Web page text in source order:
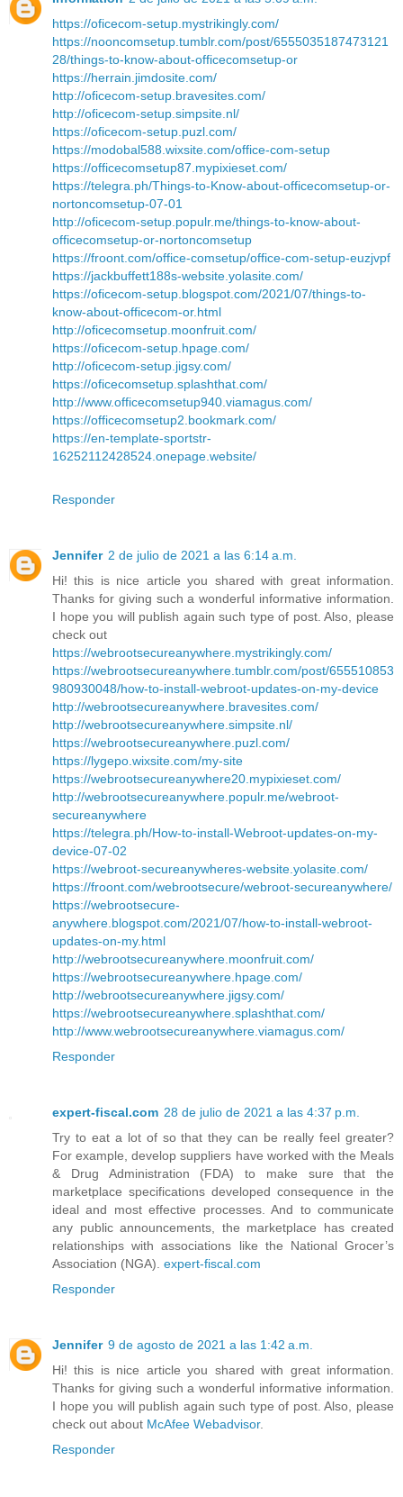
https://oficecom-setup.mystrikingly.com/
https://nooncomsetup.tumblr.com/post/6555035187473121
28/things-to-know-about-officecomsetup-or
https://herrain.jimdosite.com/
http://oficecom-setup.bravesites.com/
http://oficecom-setup.simpsite.nl/
https://oficecom-setup.puzl.com/
https://modobal588.wixsite.com/office-com-setup
https://officecomsetup87.mypixieset.com/
https://telegra.ph/Things-to-Know-about-officecomsetup-or-
nortoncomsetup-07-01
http://oficecom-setup.populr.me/things-to-know-about-
officecomsetup-or-nortoncomsetup
https://froont.com/office-comsetup/office-com-setup-euzjvpf
https://jackbuffett188s-website.yolasite.com/
https://oficecom-setup.blogspot.com/2021/07/things-to-
know-about-officecom-or.html
http://oficecomsetup.moonfruit.com/
https://oficecom-setup.hpage.com/
http://oficecom-setup.jigsy.com/
https://oficecomsetup.splashthat.com/
http://www.officecomsetup940.viamagus.com/
https://officecomsetup2.bookmark.com/
https://en-template-sportstr-
16252112428524.onepage.website/
Responder
Jennifer 2 de julio de 2021 a las 6:14 a.m.
Hi! this is nice article you shared with great information.
Thanks for giving such a wonderful informative information.
I hope you will publish again such type of post. Also, please
check out
https://webrootsecureanywhere.mystrikingly.com/
https://webrootsecureanywhere.tumblr.com/post/655510853
980930048/how-to-install-webroot-updates-on-my-device
http://webrootsecureanywhere.bravesites.com/
http://webrootsecureanywhere.simpsite.nl/
https://webrootsecureanywhere.puzl.com/
https://lygepo.wixsite.com/my-site
https://webrootsecureanywhere20.mypixieset.com/
http://webrootsecureanywhere.populr.me/webroot-
secureanywhere
https://telegra.ph/How-to-install-Webroot-updates-on-my-
device-07-02
https://webroot-secureanywheres-website.yolasite.com/
https://froont.com/webrootsecure/webroot-secureanywhere/
https://webrootsecure-
anywhere.blogspot.com/2021/07/how-to-install-webroot-
updates-on-my.html
http://webrootsecureanywhere.moonfruit.com/
https://webrootsecureanywhere.hpage.com/
http://webrootsecureanywhere.jigsy.com/
https://webrootsecureanywhere.splashthat.com/
http://www.webrootsecureanywhere.viamagus.com/
Responder
expert-fiscal.com 28 de julio de 2021 a las 4:37 p.m.
Try to eat a lot of so that they can be really feel greater?
For example, develop suppliers have worked with the Meals
& Drug Administration (FDA) to make sure that the
marketplace specifications developed consequence in the
ideal and most effective processes. And to communicate
any public announcements, the marketplace has created
relationships with associations like the National Grocer’s
Association (NGA). expert-fiscal.com
Responder
Jennifer 9 de agosto de 2021 a las 1:42 a.m.
Hi! this is nice article you shared with great information.
Thanks for giving such a wonderful informative information.
I hope you will publish again such type of post. Also, please
check out about McAfee Webadvisor.
Responder